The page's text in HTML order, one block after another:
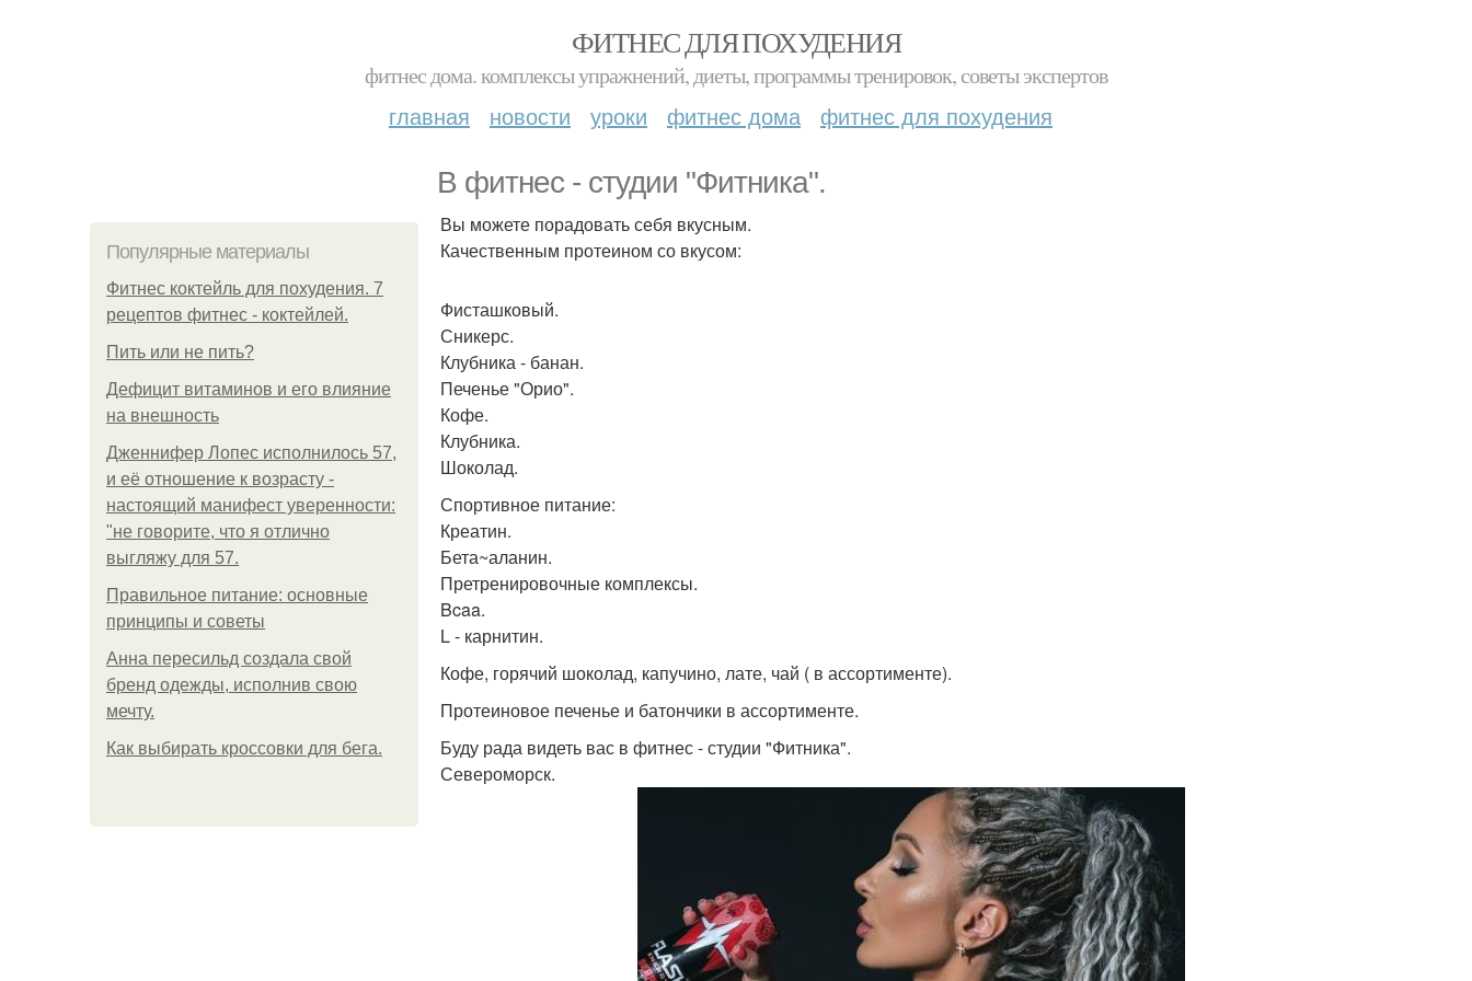
ФИТНЕС ДЛЯ ПОХУДЕНИЯ
фитнес дома. комплексы упражнений, диеты, программы тренировок, советы экспертов
главная новости уроки фитнес дома фитнес для похудения
В фитнес - студии "Фитника".
Популярные материалы
Фитнес коктейль для похудения. 7
рецептов фитнес - коктейлей.
Пить или не пить?
Дефицит витаминов и его влияние
на внешность
Дженнифер Лопес исполнилось 57,
и её отношение к возрасту -
настоящий манифест уверенности:
"не говорите, что я отлично
выгляжу для 57.
Правильное питание: основные
принципы и советы
Анна пересильд создала свой
бренд одежды, исполнив свою
мечту.
Как выбирать кроссовки для бега.
Вы можете порадовать себя вкусным.
Качественным протеином со вкусом:
Фисташковый.
Сникерс.
Клубника - банан.
Печенье "Орио".
Кофе.
Клубника.
Шоколад.
Спортивное питание:
Креатин.
Бета~аланин.
Претренировочные комплексы.
Bcaa.
L - карнитин.
Кофе, горячий шоколад, капучино, лате, чай ( в ассортименте).
Протеиновое печенье и батончики в ассортименте.
Буду рада видеть вас в фитнес - студии "Фитника".
Североморск.